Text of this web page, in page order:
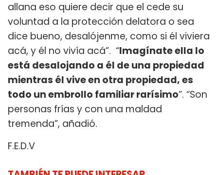
allana eso quiere decir que el cede su
voluntad a la protección delatora o sea
dice bueno, desalójenme, como si él viviera
acá, y él no vivía acá”. “Imagínate ella lo
está desalojando a él de una propiedad
mientras él vive en otra propiedad, es
todo un embrollo familiar rarísimo”. “Son
personas frías y con una maldad
tremenda”, añadió.
F.E.D.V